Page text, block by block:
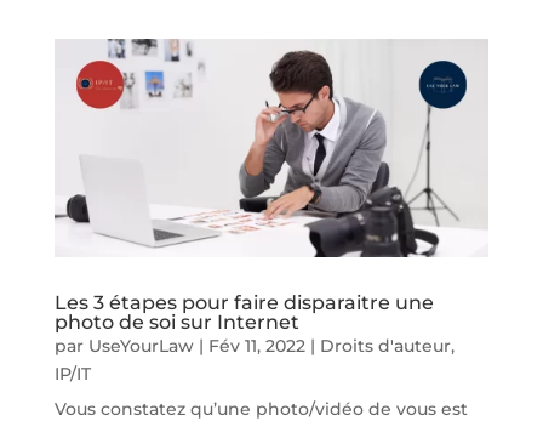
Les 3 étapes pour faire disparaitre une
photo de soi sur Internet
par UseYourLaw| Fév 11, 2022 | Droits d'auteur,
IP/IT
Vous constatez qu’une photo/vidéo de vous est